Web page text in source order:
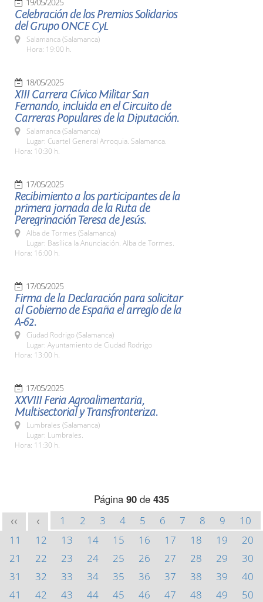
Celebración de los Premios Solidarios
del Grupo ONCE CyL
Salamanca (Salamanca)
Hora: 19:00 h.
18/05/2025
XIII Carrera Cívico Militar San
Fernando, incluida en el Circuito de
Carreras Populares de la Diputación.
Salamanca (Salamanca)
Lugar: Cuartel General Arroquia. Salamanca.
Hora: 10:30 h.
17/05/2025
Recibimiento a los participantes de la
primera jornada de la Ruta de
Peregrinación Teresa de Jesús.
Alba de Tormes (Salamanca)
Lugar: Basílica la Anunciación. Alba de Tormes.
Hora: 16:00 h.
17/05/2025
Firma de la Declaración para solicitar
al Gobierno de España el arreglo de la
A-62.
Ciudad Rodrigo (Salamanca)
Lugar: Ayuntamiento de Ciudad Rodrigo
Hora: 13:00 h.
17/05/2025
XXVIII Feria Agroalimentaria,
Multisectorial y Transfronteriza.
Lumbrales (Salamanca)
Lugar: Lumbrales.
Hora: 11:30 h.
Página 90 de 435
<< < 1 2 3 4 5 6 7 8 9
10
11
12 13 14 15 16 17 18 19
20
21
22 23 24 25 26 27 28 29
30
31
32 33 34 35 36 37 38 39
40
41
42 43 44 45 46 47 48 49
50